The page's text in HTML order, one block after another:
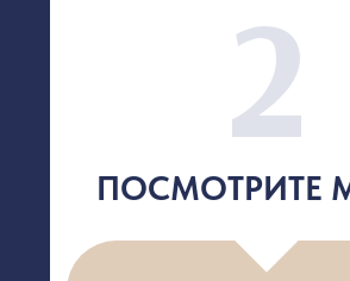
АКЦИЯ «ФЛАЕР-ЛОТЕРЕЯ:
ПОДАРОК!»